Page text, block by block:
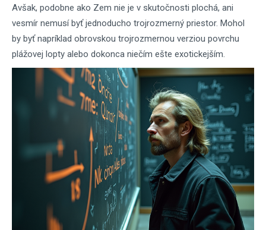
Avšak, podobne ako Zem nie je v skutočnosti plochá, ani
vesmír nemusí byť jednoducho trojrozmerný priestor. Mohol
by byť napríklad obrovskou trojrozmernou verziou povrchu
plážovej lopty alebo dokonca niečím ešte exotickejším.